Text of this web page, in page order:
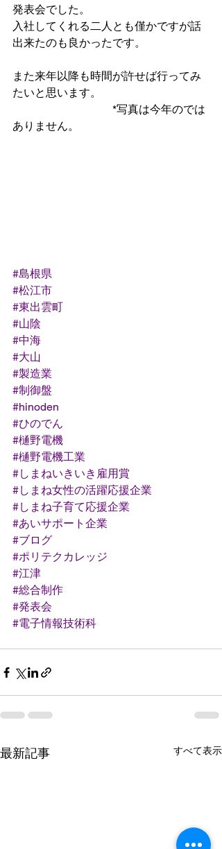
発表会でした。
入社してくれる二人とも僅かですが話
出来たのも良かったです。
また来年以降も時間が許せば行ってみ
たいと思います。
*写真は今年のでは
ありません。
#島根県
#松江市
#東出雲町
#山陰
#中海
#大山
#製造業
#制御盤
#hinoden
#ひのでん
#樋野電機
#樋野電機工業
#しまねいきいき雇用賞
#しまね女性の活躍応援企業
#しまね子育て応援企業
#あいサポート企業
#ブログ
#ポリテクカレッジ
#江津
#総合制作
#発表会
#電子情報技術科
最新記事 すべて表示